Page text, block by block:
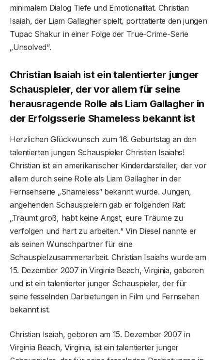
minimalem Dialog Tiefe und Emotionalität. Christian
Isaiah, der Liam Gallagher spielt, porträtierte den jungen
Tupac Shakur in einer Folge der True-Crime-Serie
„Unsolved“.
Christian Isaiah ist ein talentierter junger
Schauspieler, der vor allem für seine
herausragende Rolle als Liam Gallagher in
der Erfolgsserie Shameless bekannt ist
Herzlichen Glückwunsch zum 16. Geburtstag an den
talentierten jungen Schauspieler Christian Isaiahs!
Christian ist ein amerikanischer Kinderdarsteller, der vor
allem durch seine Rolle als Liam Gallagher in der
Fernsehserie „Shameless“ bekannt wurde. Jungen,
angehenden Schauspielern gab er folgenden Rat:
„Träumt groß, habt keine Angst, eure Träume zu
verfolgen und hart zu arbeiten.“ Vin Diesel nannte er
als seinen Wunschpartner für eine
Schauspielzusammenarbeit. Christian Isaiahs wurde am
15. Dezember 2007 in Virginia Beach, Virginia, geboren
und ist ein talentierter junger Schauspieler, der für
seine fesselnden Darbietungen in Film und Fernsehen
bekannt ist.
Christian Isaiah, geboren am 15. Dezember 2007 in
Virginia Beach, Virginia, ist ein talentierter junger